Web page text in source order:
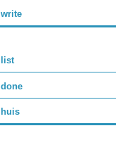
write
list
done
huis